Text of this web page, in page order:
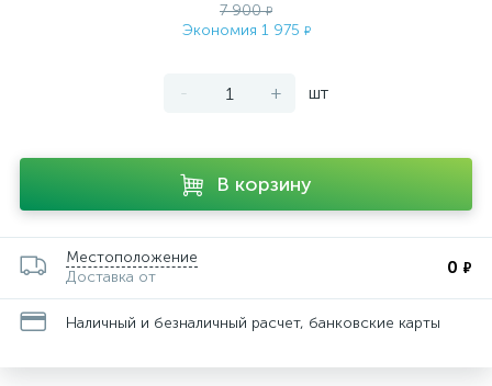
7 900₽
Экономия 1 975 ₽
- + шт
В корзину
Местоположение
Доставка от
0 ₽
Наличный и безналичный расчет, банковские карты